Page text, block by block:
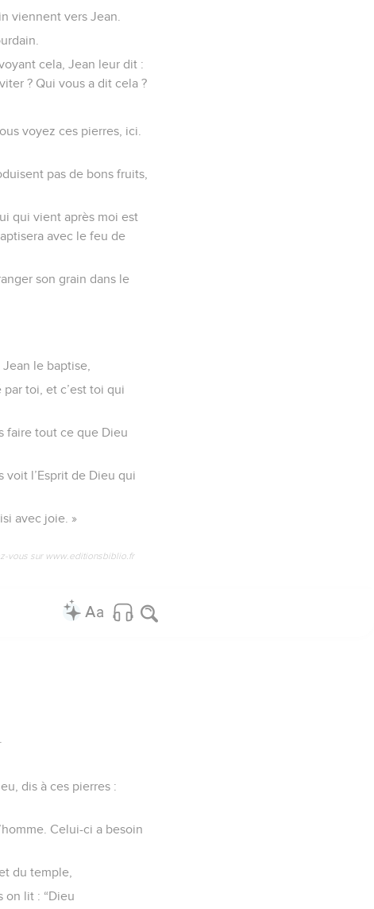
viennent vers Jean.
cela, Jean leur dit :
? Qui vous a dit cela ?
voyez ces pierres, ici.
pas de bons fruits,
qui vient après moi est
avec le feu de
son grain dans le
le baptise,
par toi, et c’est toi qui
faire tout ce que Dieu
voit l’Esprit de Dieu qui
avec joie. »
vous sur www.editionsbiblio.fr
dis à ces pierres :
Celui-ci a besoin
du temple,
on lit : “Dieu